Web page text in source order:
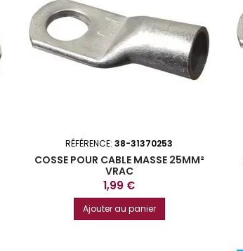
RÉFÉRENCE:38-31370253
COSSE POUR CABLE MASSE 25MM²
VRAC
Prix
1,99 €
Ajouter au panier